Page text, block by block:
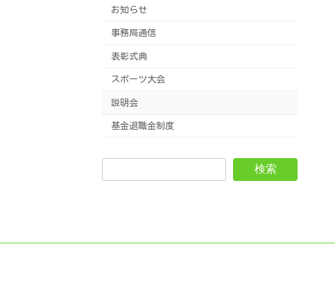
お知らせ
事務局通信
表彰式典
スポーツ大会
説明会
基金退職金制度
検索